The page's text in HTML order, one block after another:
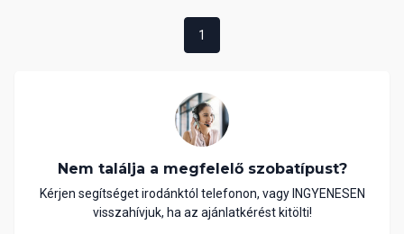
1
Nem találja a megfelelő szobatípust?
Kérjen segítséget irodánktól telefonon, vagy INGYENESEN
visszahívjuk, ha az ajánlatkérést kitölti!